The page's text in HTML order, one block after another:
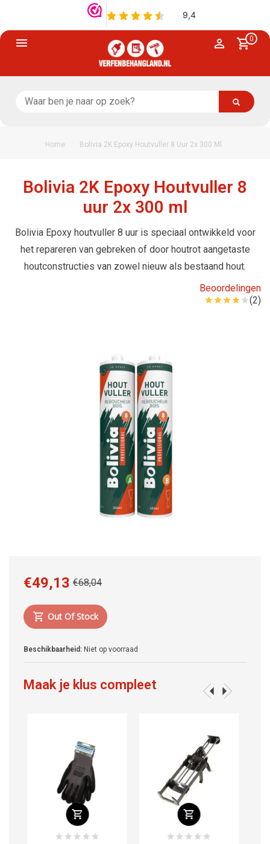
0
Home Bolivia 2K Epoxy Houtvuller 8 Uur 2x 300 Ml
Bolivia 2K Epoxy Houtvuller 8
uur 2x 300 ml
Bolivia Epoxy houtvuller 8 uur is speciaal ontwikkeld voor
het repareren van gebreken of door houtrot aangetaste
houtconstructies van zowel nieuw als bestaand hout.
Beoordelingen
(2)
€68,04
€49,13
Out Of Stock
Beschikbaarheid: Niet op voorraad
Maak je klus compleet